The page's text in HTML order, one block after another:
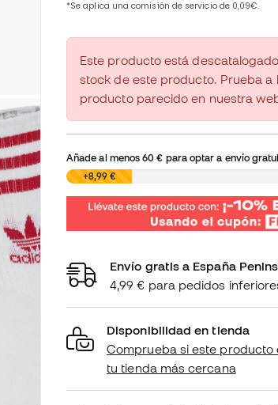
Este producto está
stock de este producto. Prueba a
producto parecido en nuestra
Añade al menos60 € para optar a envío
0,00 €+8,99 €
Envío gratis a España
4,99 € para pedidos
Disponibilidad en tienda
Comprueba si este producto
tu tienda más cercana